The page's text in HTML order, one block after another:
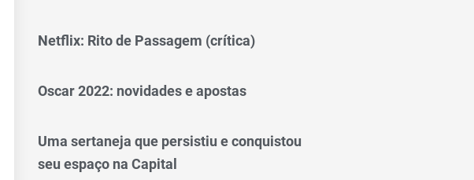
Netflix: Rito de Passagem (crítica)
Oscar 2022: novidades e apostas
Uma sertaneja que persistiu e conquistou
seu espaço na Capital